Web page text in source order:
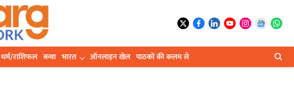
धर्म/राशिफल कथा भारत ऑनलाइन खेल पाठकों की कलम से